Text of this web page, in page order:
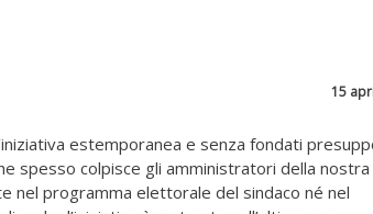
15
estemporanea e senza fondati
spesso colpisce gli amministratori della
nel programma elettorale del sindaco né nel